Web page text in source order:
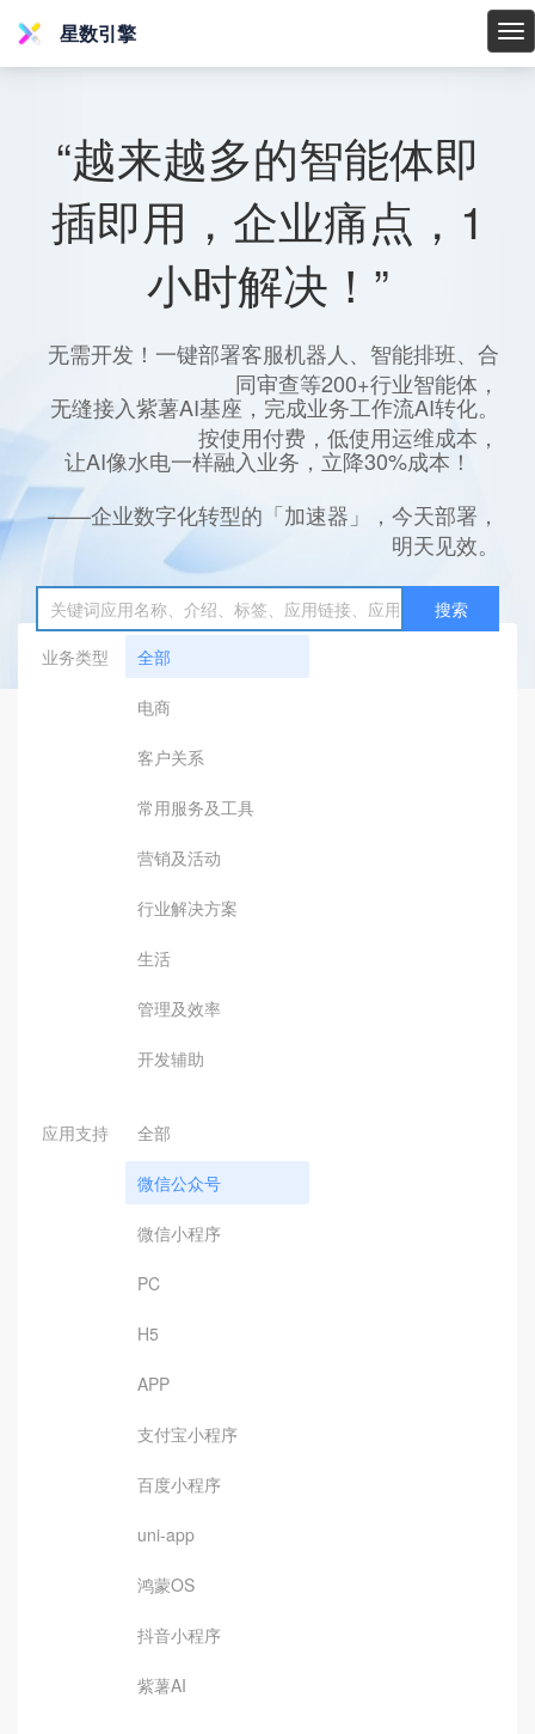
星
星数引擎
“越来越多的智能体即
插即用，企业痛点，1
小时解决！”
无需开发！一键部署客服机器人、智能排班、合
同审查等200+行业智能体，
无缝接入紫薯AI基座，完成业务工作流AI转化。
按使用付费，低使用运维成本，
让AI像水电一样融入业务，立降30%成本！
——企业数字化转型的「加速器」，今天部署，
明天见效。
搜索
业务类型
全部
电商
客户关系
常用服务及工具
营销及活动
行业解决方案
生活
管理及效率
开发辅助
应用支持 全部
微信公众号
微信小程序
PC
H5
APP
支付宝小程序
百度小程序
uni-app
鸿蒙OS
抖音小程序
紫薯AI